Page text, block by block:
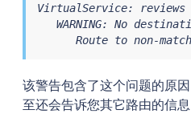
VirtualService: reviews
WARNING: No
Route to non-
该警告包含了这个问题的原
至还会告诉您其它路由的信